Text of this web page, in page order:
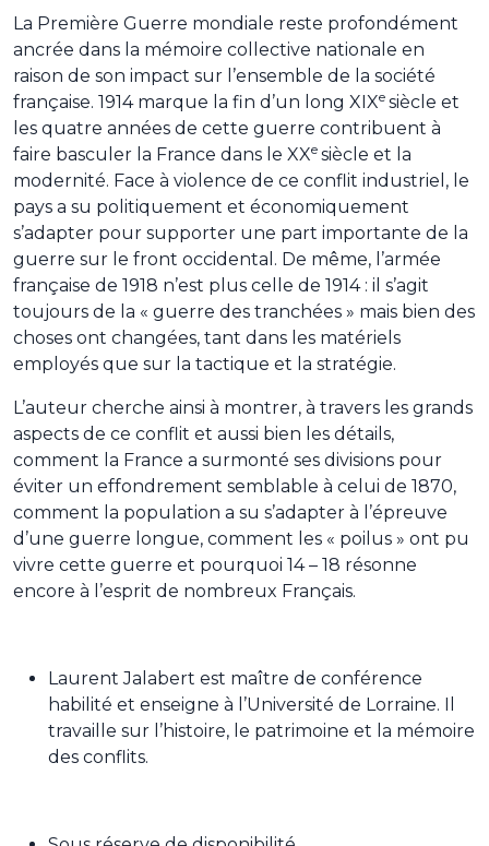
La Première Guerre mondiale reste profondément
ancrée dans la mémoire collective nationale en
raison de son impact sur l’ensemble de la société
française. 1914 marque la fin d’un long XIXe siècle et
les quatre années de cette guerre contribuent à
faire basculer la France dans le XXe siècle et la
modernité. Face à violence de ce conflit industriel, le
pays a su politiquement et économiquement
s’adapter pour supporter une part importante de la
guerre sur le front occidental. De même, l’armée
française de 1918 n’est plus celle de 1914 : il s’agit
toujours de la « guerre des tranchées » mais bien des
choses ont changées, tant dans les matériels
employés que sur la tactique et la stratégie.
L’auteur cherche ainsi à montrer, à travers les grands
aspects de ce conflit et aussi bien les détails,
comment la France a surmonté ses divisions pour
éviter un effondrement semblable à celui de 1870,
comment la population a su s’adapter à l’épreuve
d’une guerre longue, comment les « poilus » ont pu
vivre cette guerre et pourquoi 14 – 18 résonne
encore à l’esprit de nombreux Français.
Laurent Jalabert est maître de conférence
habilité et enseigne à l’Université de Lorraine. Il
travaille sur l’histoire, le patrimoine et la mémoire
des conflits.